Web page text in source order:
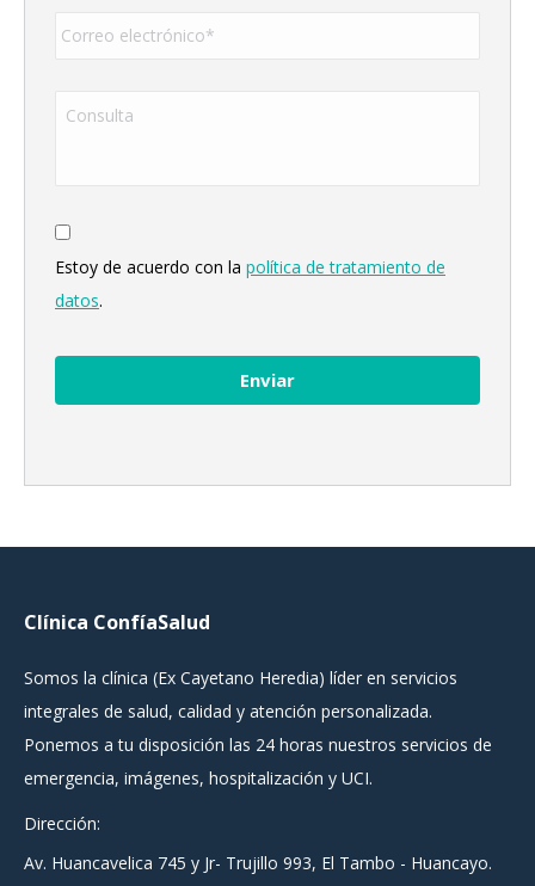
electrónico* *
*
Estoy de acuerdo con la política de tratamiento de
datos.
Clínica ConfíaSalud
Somos la clínica (Ex Cayetano Heredia) líder en servicios
integrales de salud, calidad y atención personalizada.
Ponemos a tu disposición las 24 horas nuestros servicios de
emergencia, imágenes, hospitalización y UCI.
Dirección:
Av. Huancavelica 745 y Jr- Trujillo 993, El Tambo - Huancayo.